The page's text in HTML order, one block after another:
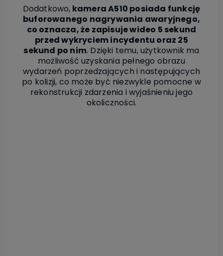
Dodatkowo, kamera A510 posiada funkcję
buforowanego nagrywania awaryjnego,
co oznacza, że zapisuje wideo 5 sekund
przed wykryciem incydentu oraz 25
sekund po nim. Dzięki temu, użytkownik ma
możliwość uzyskania pełnego obrazu
wydarzeń poprzedzających i następujących
po kolizji, co może być niezwykle pomocne w
rekonstrukcji zdarzenia i wyjaśnieniu jego
okoliczności.